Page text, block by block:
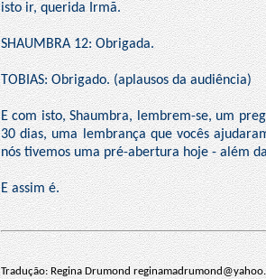
isto ir, querida Irmã.
SHAUMBRA 12: Obrigada.
TOBIAS: Obrigado. (aplausos da audiência)
E com isto, Shaumbra, lembrem-se, um
30 dias, uma lembrança que vocês
nós tivemos uma pré-abertura hoje - além
E assim é.
Tradução: Regina Drumond